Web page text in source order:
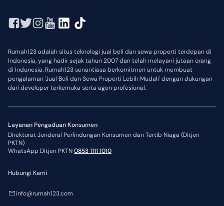
Rumah123 adalah situs teknologi jual beli dan sewa properti terdepan di
Indonesia, yang hadir sejak tahun 2007 dan telah melayani jutaan orang
di Indonesia. Rumah123 senantiasa berkomitmen untuk membuat
pengalaman 'Jual Beli dan Sewa Properti Lebih Mudah' dengan dukungan
dari developer terkemuka serta agen profesional.
Layanan Pengaduan Konsumen
Direktorat Jenderal Perlindungan Konsumen dan Tertib Niaga (Ditjen
PKTN)
WhatsApp Ditjen PKTN0853 1111 1010
Hubungi Kami
info@rumah123.com